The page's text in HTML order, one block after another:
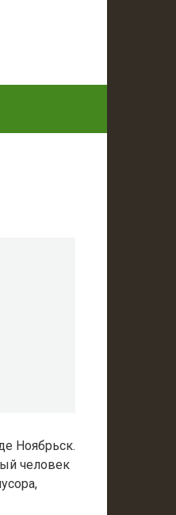
Ноябрьск.
человек